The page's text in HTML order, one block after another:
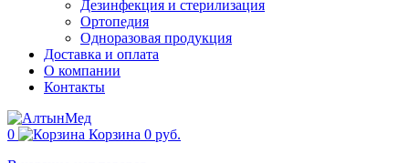
Дезинфекция и стерилизация
Ортопедия
Одноразовая продукция
Доставка и оплата
О компании
Контакты
0 Корзина 0 руб.